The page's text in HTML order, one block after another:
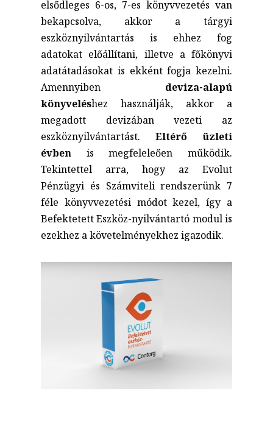
elsődleges 6-os, 7-es könyvvezetés van
bekapcsolva, akkor a tárgyi
eszköznyilvántartás is ehhez fog
adatokat előállítani, illetve a főkönyvi
adatátadásokat is ekként fogja kezelni.
Amennyiben deviza-alapú
könyveléshez használják, akkor a
megadott devizában vezeti az
eszköznyilvántartást. Eltérő üzleti
évben is megfeleleően működik.
Tekintettel arra, hogy az Evolut
Pénzügyi és Számviteli rendszerünk 7
féle könyvvezetési módot kezel, így a
Befektetett Eszköz-nyilvántartó modul is
ezekhez a követelményekhez igazodik.